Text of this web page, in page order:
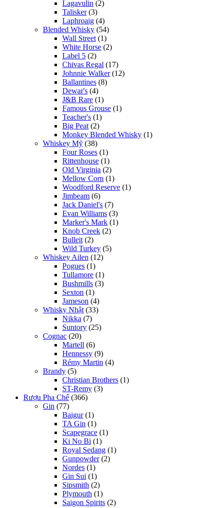
Lagavulin (2)
Talisker (3)
Laphroaig (4)
Blended Whisky (54)
Wall Street (1)
White Horse (2)
Label 5 (2)
Chivas Regal (17)
Johnnie Walker (12)
Ballantines (8)
Dewar's (4)
J&B Rare (1)
Famous Grouse (1)
Teacher's (1)
Big Peat (2)
Monkey Blended Whisky (1)
Whiskey Mỹ (38)
Four Roses (1)
Rittenhouse (1)
Old Virginia (2)
Mellow Corn (1)
Woodford Reserve (1)
Jimbeam (6)
Jack Daniel's (7)
Evan Williams (3)
Marker's Mark (1)
Knob Creek (2)
Bulleit (2)
Wild Turkey (5)
Whiskey Ailen (12)
Pogues (1)
Tullamore (1)
Bushmills (3)
Sexton (1)
Jameson (4)
Whisky Nhật (33)
Nikka (7)
Suntory (25)
Cognac (20)
Martell (6)
Hennessy (9)
Rémy Martin (4)
Brandy (5)
Christian Brothers (1)
ST-Remy (3)
Rượu Pha Chế (366)
Gin (77)
Baigur (1)
TA Gin (1)
Scapegrace (1)
Ki No Bi (1)
Royal Sedang (1)
Gunpowder (2)
Nordes (1)
Gin Sui (1)
Sipsmith (2)
Plymouth (1)
Saigon Spirits (2)